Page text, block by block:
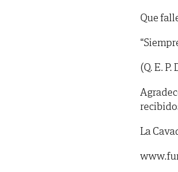
Que
(Q. E. P.
La